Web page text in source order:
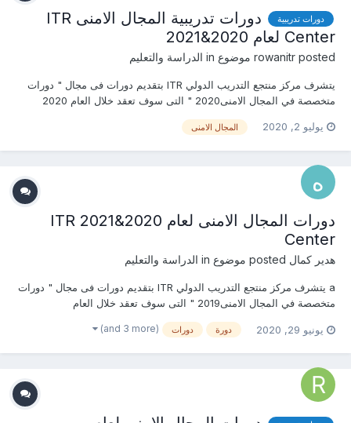
دورات تدريبية
دورات تدريبية المجال الامنى ITR
Center لعام 2020&2021
rowanitr posted موضوع in الدراسة والتعليم
يتشرف مركز منتجع التدريب الدولي ITR بتقديم دورات فى مجال " دورات
متخصصة في المجال الامنى2020 " التى سوف تعقد خلال العام 2020
والإستفسار ومعرفة المحتوي العلمى ) يرجى الاتصال بـ الاستاذة : روان
يوليو 2, 2020 المجال الامنى
دورات المجال الامنى لعام 2020&2021 ITR
Center
هدير كمال الدراسة والتعليم
a يتشرف مركز منتجع التدريب الدولي ITR بتقديم دورات فى مجال " دورات
متخصصة في المجال الامنى2019 " التى سوف تعقد خلال العام
للتواصل والإستفسار ومعرفة المحتوي العلمى ) يرجى الاتصال بـ الاستاذة :
يونيو 29, 2020 دورة دورات (and 3 more)